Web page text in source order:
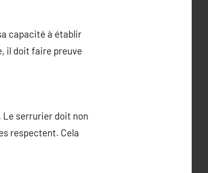
capacité à établir
il doit faire preuve
serrurier doit non
respectent. Cela